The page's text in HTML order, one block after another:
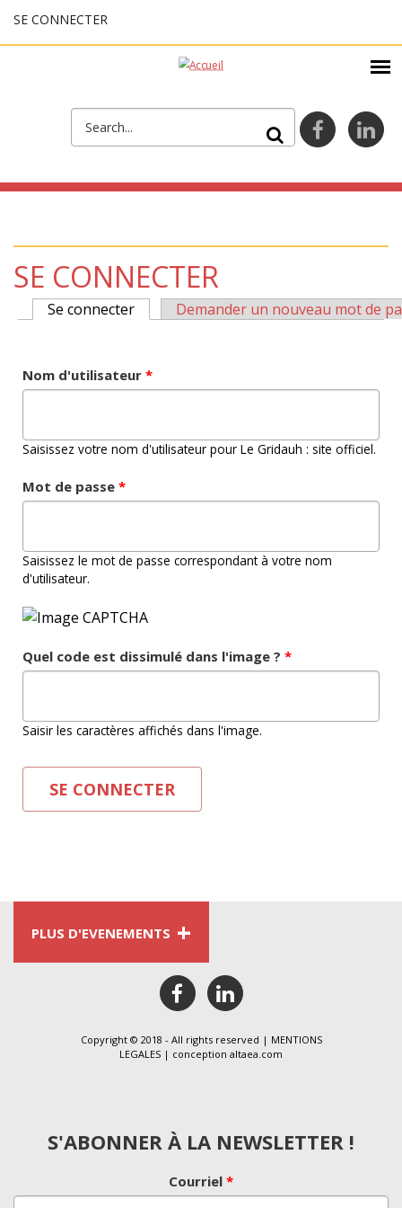
Aller au contenu principal
SE CONNECTER
facebook
FORMULAIRE DE
SE CONNECTER
ONGLETS PRINCIPAUX
Se connecter (onglet actif)
Demander un nouveau mot de
Nom d'utilisateur *
Saisissez votre nom d'utilisateur pour Le Gridauh : site officiel.
Mot de passe *
Saisissez le mot de passe correspondant à votre nom
d'utilisateur.
Quel code est dissimulé dans l'image ? *
Saisir les caractères affichés dans l'image.
PLUS D'EVENEMENTS +
facebooklinkedin
Copyright © 2018 - All rights reserved | MENTIONS
LEGALES | conception altaea.com
S'ABONNER À LA NEWSLETTER !
Courriel *